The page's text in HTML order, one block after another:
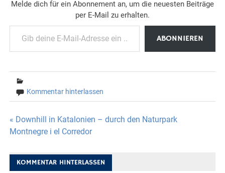
Melde dich für ein Abonnement an, um die neuesten Beiträge
per E-Mail zu erhalten.
Gib deine E-Mail-Adresse ein ...
ABONNIEREN
Kommentar hinterlassen
Beitragsnavigation
« Downhill in Katalonien – durch den Naturpark
Montnegre i el Corredor
KOMMENTAR HINTERLASSEN